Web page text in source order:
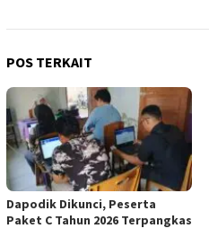
POS TERKAIT
Dapodik Dikunci, Peserta
Paket C Tahun 2026 Terpangkas